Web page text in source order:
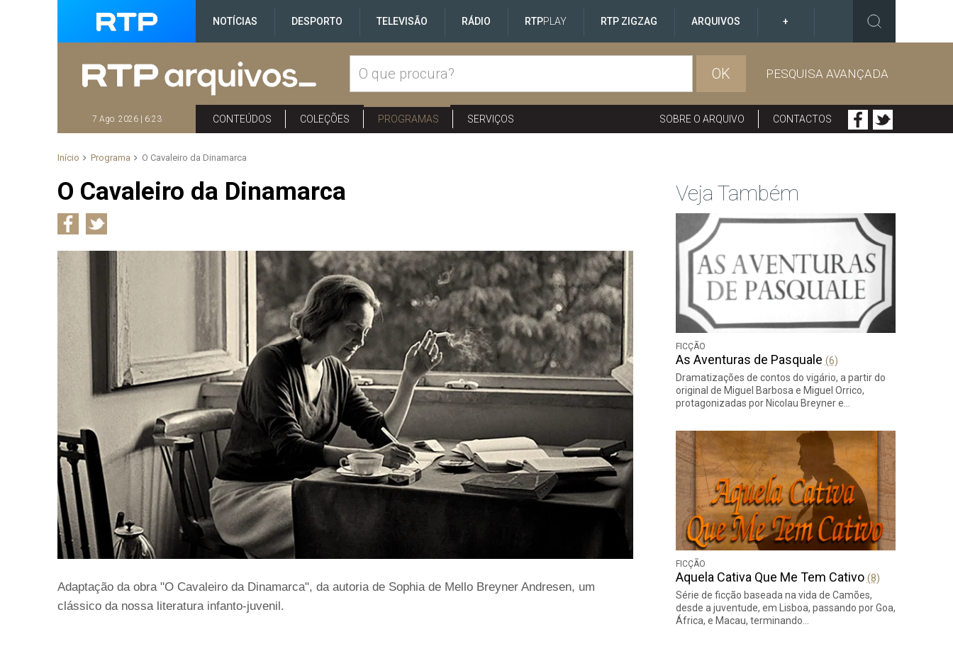
NOTÍCIAS DESPORTO TELEVISÃO RÁDIO RTPPLAY RTP ZIGZAG ARQUIVOS +
OK PESQUISA AVANÇADA
7 Ago. 2026 | 6:23 CONTEÚDOS COLEÇÕES PROGRAMAS SERVIÇOS SOBRE O ARQUIVO CONTACTOS
Início Programa O Cavaleiro da Dinamarca
O Cavaleiro da Dinamarca
Adaptação da obra "O Cavaleiro da Dinamarca", da autoria de Sophia de Mello Breyner Andresen, um
clássico da nossa literatura infanto-juvenil.
Veja Também
FICÇÃO
As Aventuras de Pasquale (6)
Dramatizações de contos do vigário, a partir do
original de Miguel Barbosa e Miguel Orrico,
protagonizadas por Nicolau Breyner e…
FICÇÃO
Aquela Cativa Que Me Tem Cativo (8)
Série de ficção baseada na vida de Camões,
desde a juventude, em Lisboa, passando por Goa,
África, e Macau, terminando…